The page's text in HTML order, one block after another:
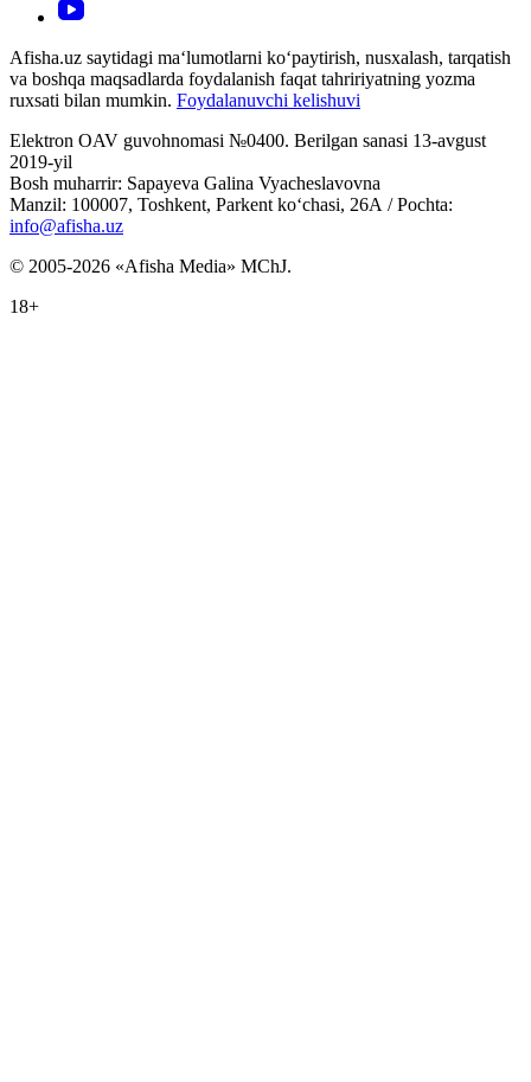
Afisha.uz saytidagi ma‘lumotlarni ko‘paytirish, nusxalash, tarqatish
va boshqa maqsadlarda foydalanish faqat tahririyatning yozma
ruxsati bilan mumkin. Foydalanuvchi kelishuvi
Elektron OAV guvohnomasi №0400. Berilgan sanasi 13-avgust
2019-yil
Bosh muharrir: Sapayeva Galina Vyacheslavovna
Manzil: 100007, Toshkent, Parkent ko‘chasi, 26А / Pochta:
info@afisha.uz
© 2005-2026 «Afisha Media» MChJ.
18+